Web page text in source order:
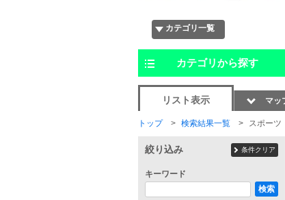
カテゴリ一覧
カテゴリから探す
リスト表示 マッ
トップ 検索結果一覧 スポーツ
絞り込み 条件クリア
キーワード
検索